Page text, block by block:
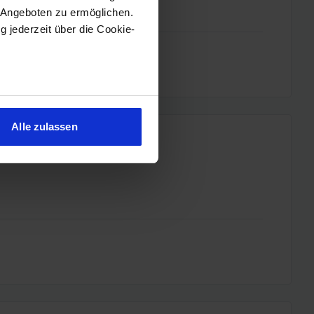
zu ermöglichen.
jederzeit über die Cookie-
können
Präferenzen im
Verwendung unserer
Rahmen Ihrer Nutzung
Alle zulassen